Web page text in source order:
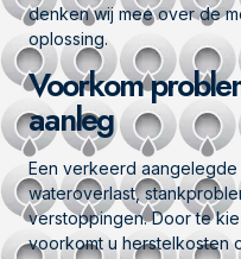
denken wij mee over de
oplossing.
Voorkom
aanleg
Een verkeerd
wateroverlast,
verstoppingen. Door te
voorkomt u herstelkosten